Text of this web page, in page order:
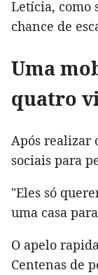
Letícia, como
chance de
Uma
quatro
Após realizar
sociais para
"Eles só
uma casa
O apelo
Centenas de